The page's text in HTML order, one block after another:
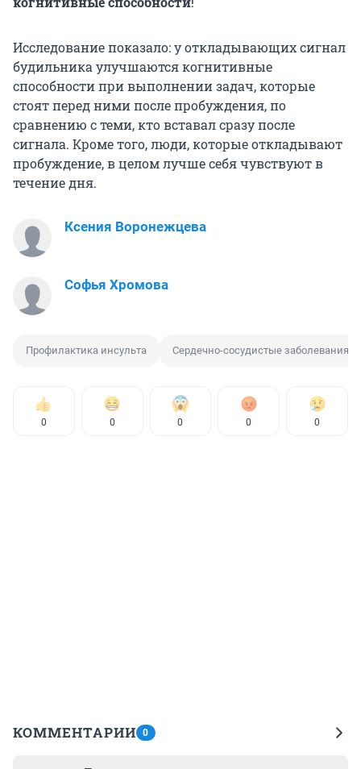
Исследование показало: у откладывающих сигнал
будильника улучшаются когнитивные
способности при выполнении задач, которые
стоят перед ними после пробуждения, по
сравнению с теми, кто вставал сразу после
сигнала. Кроме того, люди, которые откладывают
пробуждение, в целом лучше себя чувствуют в
течение дня.
Ксения Воронежцева
Софья Хромова
Профилактика инсульта Сердечно-сосудистые заболевания
0 0 0 0 0
КОММЕНТАРИИ 0